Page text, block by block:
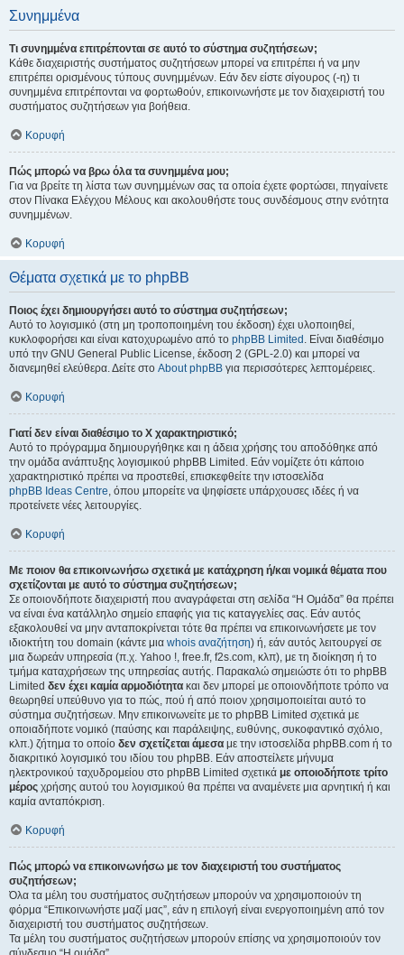
Συνημμένα
Τι συνημμένα επιτρέπονται σε αυτό το σύστημα συζητήσεων;
Κάθε διαχειριστής συστήματος συζητήσεων μπορεί να επιτρέπει ή να μην
επιτρέπει ορισμένους τύπους συνημμένων. Εάν δεν είστε σίγουρος (-η) τι
συνημμένα επιτρέπονται να φορτωθούν, επικοινωνήστε με τον διαχειριστή του
συστήματος συζητήσεων για βοήθεια.
Κορυφή
Πώς μπορώ να βρω όλα τα συνημμένα μου;
Για να βρείτε τη λίστα των συνημμένων σας τα οποία έχετε φορτώσει, πηγαίνετε
στον Πίνακα Ελέγχου Μέλους και ακολουθήστε τους συνδέσμους στην ενότητα
συνημμένων.
Κορυφή
Θέματα σχετικά με το phpBB
Ποιος έχει δημιουργήσει αυτό το σύστημα συζητήσεων;
Αυτό το λογισμικό (στη μη τροποποιημένη του έκδοση) έχει υλοποιηθεί,
κυκλοφορήσει και είναι κατοχυρωμένο από το phpBB Limited . Είναι διαθέσιμο
υπό την GNU General Public License, έκδοση 2 (GPL-2.0) και μπορεί να
διανεμηθεί ελεύθερα. Δείτε στο About phpBB για περισσότερες λεπτομέρειες.
Κορυφή
Γιατί δεν είναι διαθέσιμο το Χ χαρακτηριστικό;
Αυτό το πρόγραμμα δημιουργήθηκε και η άδεια χρήσης του αποδόθηκε από
την ομάδα ανάπτυξης λογισμικού phpBB Limited. Εάν νομίζετε ότι κάποιο
χαρακτηριστικό πρέπει να προστεθεί, επισκεφθείτε την ιστοσελίδα
phpBB Ideas Centre, όπου μπορείτε να ψηφίσετε υπάρχουσες ιδέες ή να
προτείνετε νέες λειτουργίες.
Κορυφή
Με ποιον θα επικοινωνήσω σχετικά με κατάχρηση ή/και νομικά θέματα που
σχετίζονται με αυτό το σύστημα συζητήσεων;
Σε οποιονδήποτε διαχειριστή που αναγράφεται στη σελίδα “Η Ομάδα” θα πρέπει
να είναι ένα κατάλληλο σημείο επαφής για τις καταγγελίες σας. Εάν αυτός
εξακολουθεί να μην ανταποκρίνεται τότε θα πρέπει να επικοινωνήσετε με τον
ιδιοκτήτη του domain (κάντε μια whois αναζήτηση) ή, εάν αυτός λειτουργεί σε
μια δωρεάν υπηρεσία (π.χ. Yahoo !, free.fr, f2s.com, κλπ), με τη διοίκηση ή το
τμήμα καταχρήσεων της υπηρεσίας αυτής. Παρακαλώ σημειώστε ότι το phpBB
Limited δεν έχει καμία αρμοδιότητα και δεν μπορεί με οποιονδήποτε τρόπο να
θεωρηθεί υπεύθυνο για το πώς, πού ή από ποιον χρησιμοποιείται αυτό το
σύστημα συζητήσεων. Μην επικοινωνείτε με το phpBB Limited σχετικά με
οποιαδήποτε νομικό (παύσης και παράλειψης, ευθύνης, συκοφαντικό σχόλιο,
κλπ.) ζήτημα το οποίο δεν σχετίζεται άμεσα με την ιστοσελίδα phpBB.com ή το
διακριτικό λογισμικό του ιδίου του phpBB. Εάν αποστείλετε μήνυμα
ηλεκτρονικού ταχυδρομείου στο phpBB Limited σχετικά με οποιοδήποτε τρίτο
μέρος χρήσης αυτού του λογισμικού θα πρέπει να αναμένετε μια αρνητική ή και
καμία ανταπόκριση.
Κορυφή
Πώς μπορώ να επικοινωνήσω με τον διαχειριστή του συστήματος
συζητήσεων;
Όλα τα μέλη του συστήματος συζητήσεων μπορούν να χρησιμοποιούν τη
φόρμα “Επικοινωνήστε μαζί μας”, εάν η επιλογή είναι ενεργοποιημένη από τον
διαχειριστή του συστήματος συζητήσεων.
Τα μέλη του συστήματος συζητήσεων μπορούν επίσης να χρησιμοποιούν τον